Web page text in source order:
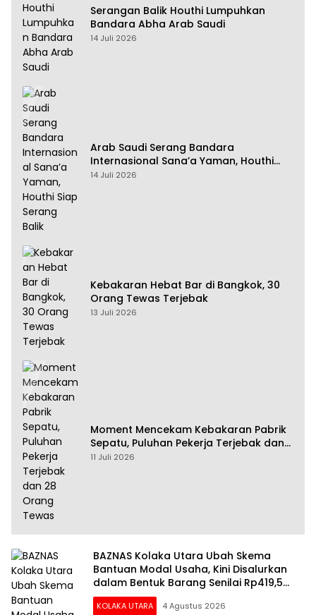
Serangan Balik Houthi Lumpuhkan
Bandara Abha Arab Saudi
14 Juli 2026
Arab Saudi Serang Bandara
Internasional Sana’a Yaman, Houthi
Siap Serang Balik
14 Juli 2026
Kebakaran Hebat Bar di Bangkok, 30
Orang Tewas Terjebak
13 Juli 2026
Moment Mencekam Kebakaran Pabrik
Sepatu, Puluhan Pekerja Terjebak dan
28 Orang Tewas
11 Juli 2026
BAZNAS Kolaka Utara Ubah Skema
Bantuan Modal Usaha, Kini Disalurkan
dalam Bentuk Barang Senilai Rp419,5
Juta
KOLAKA UTARA 4 Agustus 2026